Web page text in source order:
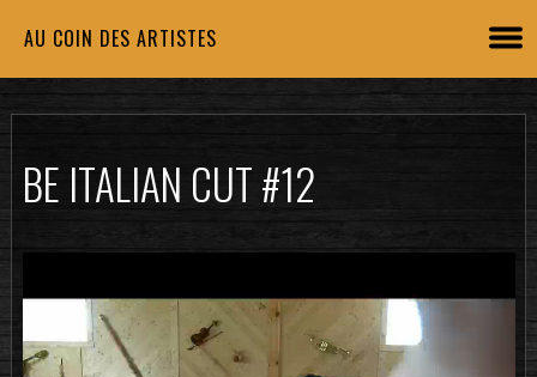
AU COIN DES ARTISTES
BE ITALIAN CUT #12
vidéo